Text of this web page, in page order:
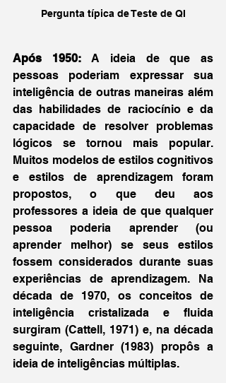
Pergunta típica de Teste de QI
Após 1950: A ideia de que as
pessoas poderiam expressar sua
inteligência de outras maneiras além
das habilidades de raciocínio e da
capacidade de resolver problemas
lógicos se tornou mais popular.
Muitos modelos de estilos cognitivos
e estilos de aprendizagem foram
propostos, o que deu aos
professores a ideia de que qualquer
pessoa poderia aprender (ou
aprender melhor) se seus estilos
fossem considerados durante suas
experiências de aprendizagem. Na
década de 1970, os conceitos de
inteligência cristalizada e fluida
surgiram (Cattell, 1971) e, na década
seguinte, Gardner (1983) propôs a
ideia de inteligências múltiplas.